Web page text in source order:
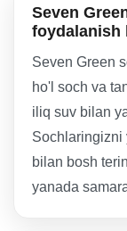
Seven
foydalanish
Seven Green
ho'l soch va
iliq suv bilan
Sochlaringizni
bilan bosh
yanada